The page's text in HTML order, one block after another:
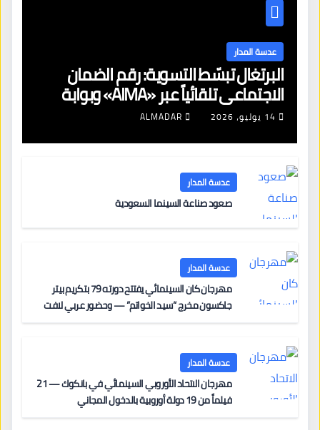
عدسة المدار
البرتغال تبسّط التسوية: رقم الضمان
الاجتماعي تلقائياً عبر «AIMA» وبوابة
جديدة لتجديد الإقامات
14 يوليو، 2026 ALMADAR
عدسة المدار
صعود صناعة السينما السعودية
عدسة المدار
مهرجان كان السينمائي يفتتح دورته 79 بتكريم بيتر
جاكسون مخرج “سيد الخواتم” — وحضور عربي لافت
عدسة المدار
مهرجان الاتحاد الأوروبي السينمائي في بانكوك — 21
فيلماً من 19 دولة أوروبية بالدخول المجاني